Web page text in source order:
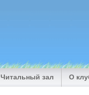
Читальный зал О